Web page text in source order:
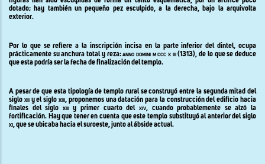
dotado; hay también un pequeño pez esculpido, a la derecha, bajo la arquivolta
exterior.
Por lo que se refiere a la inscripción incisa en la parte inferior del dintel, ocupa
prácticamente su anchura total y reza:anno domini m ccc x iii(1313), de lo que se deduce
que esta podría ser la fecha de finalización del templo.
A pesar de que esta tipología de templo rural se construyó entre la segunda mitad del
siglo xiiy el siglo xiii, proponemos una datación para la construcción del edificio hacia
finales del siglo xiiiy primer cuarto del xiv, cuando probablemente se alzó la
fortificación. Hay que tener en cuenta que este templo substituyó al anterior del siglo
xi,que se ubicaba hacia el suroeste, junto al ábside actual.